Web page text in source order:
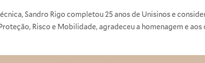
Sandro Rigo completou 25 anos de Unisinos e
Risco e Mobilidade, agradeceu a homenagem e